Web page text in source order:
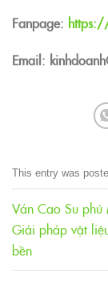
Fanpage:
Email:
This entry was
Ván Cao Su phủ
Giải pháp vật
bền